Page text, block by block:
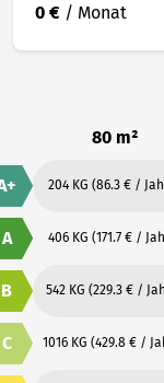
0 € / Monat
80 m²
204 KG (86.3 € /
A 406 KG (171.7 € /
B 542 KG (229.3 € /
C 1016 KG (429.8 € /